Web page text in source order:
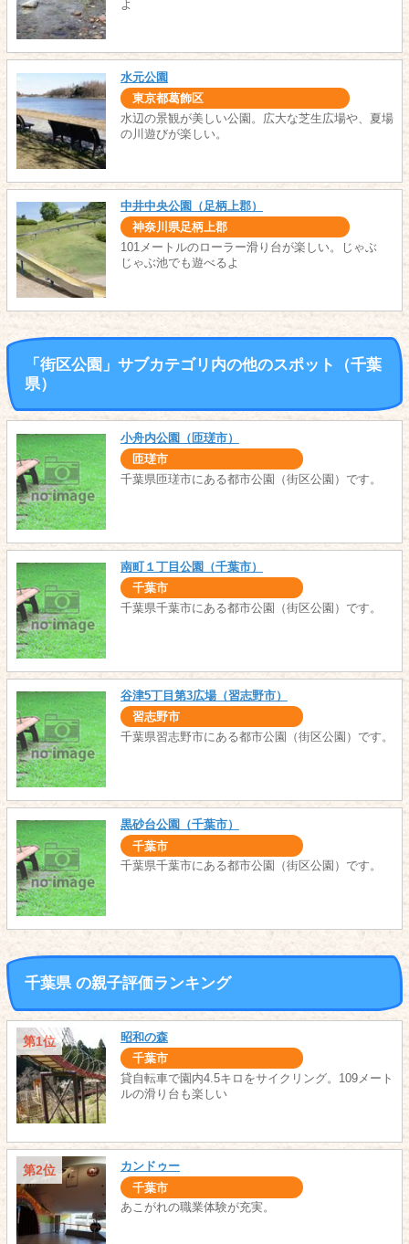
よ
水元公園
東京都葛飾区
水辺の景観が美しい公園。広大な芝生広場や、夏場
の川遊びが楽しい。
中井中央公園（足柄上郡）
神奈川県足柄上郡
101メートルのローラー滑り台が楽しい。じゃぶ
じゃぶ池でも遊べるよ
「街区公園」サブカテゴリ内の他のスポット（千葉
県）
小舟内公園（匝瑳市）
匝瑳市
千葉県匝瑳市にある都市公園（街区公園）です。
南町１丁目公園（千葉市）
千葉市
千葉県千葉市にある都市公園（街区公園）です。
谷津5丁目第3広場（習志野市）
習志野市
千葉県習志野市にある都市公園（街区公園）です。
黒砂台公園（千葉市）
千葉市
千葉県千葉市にある都市公園（街区公園）です。
千葉県 の親子評価ランキング
第1位 昭和の森
千葉市
貸自転車で園内4.5キロをサイクリング。109メート
ルの滑り台も楽しい
第2位 カンドゥー
千葉市
あこがれの職業体験が充実。